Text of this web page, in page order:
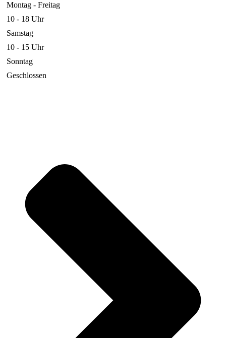
Montag - Freitag
10 - 18 Uhr
Samstag
10 - 15 Uhr
Sonntag
Geschlossen